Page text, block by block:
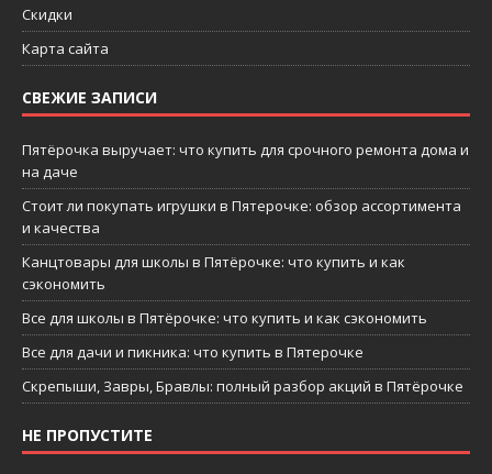
Скидки
Карта сайта
СВЕЖИЕ ЗАПИСИ
Пятёрочка выручает: что купить для срочного ремонта дома и
на даче
Стоит ли покупать игрушки в Пятерочке: обзор ассортимента
и качества
Канцтовары для школы в Пятёрочке: что купить и как
сэкономить
Все для школы в Пятёрочке: что купить и как сэкономить
Все для дачи и пикника: что купить в Пятерочке
Скрепыши, Завры, Бравлы: полный разбор акций в Пятёрочке
НЕ ПРОПУСТИТЕ